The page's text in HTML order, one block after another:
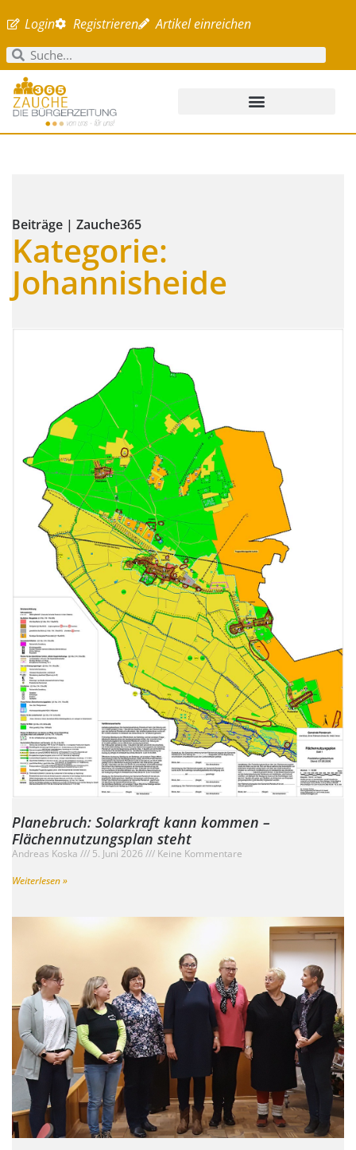
Login Registrieren Artikel einreichen
Beiträge | Zauche365
Kategorie:
Johannisheide
Planebruch: Solarkraft kann kommen –
Flächennutzungsplan steht
Andreas Koska 5. Juni 2026
Keine Kommentare
Weiterlesen »